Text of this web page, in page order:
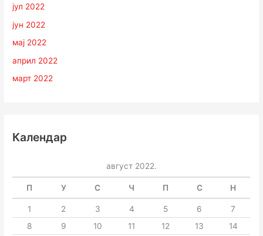
јул 2022
јун 2022
мај 2022
април 2022
март 2022
Календар
август 2022.
П У С Ч П С Н
1 2 3 4 5 6
7
8
9 10 11 12 13
14